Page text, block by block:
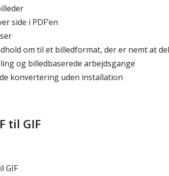
side i PDF’en
om til et billedformat, der er nemt at
og billedbaserede arbejdsgange
konvertering uden installation
til GIF
GIF